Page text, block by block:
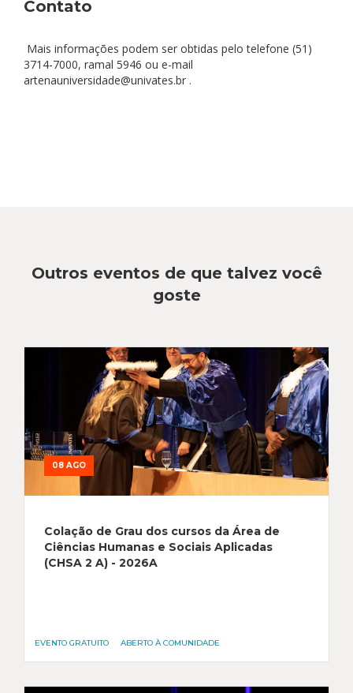
Contato
Mais informações podem ser obtidas pelo telefone (51)
3714-7000, ramal 5946 ou e-mail
artenauniversidade@univates.br .
Outros eventos de que talvez você
goste
08 AGO
Colação de Grau dos cursos da Área de
Ciências Humanas e Sociais Aplicadas
(CHSA 2 A) - 2026A
EVENTO GRATUITO ABERTO À COMUNIDADE